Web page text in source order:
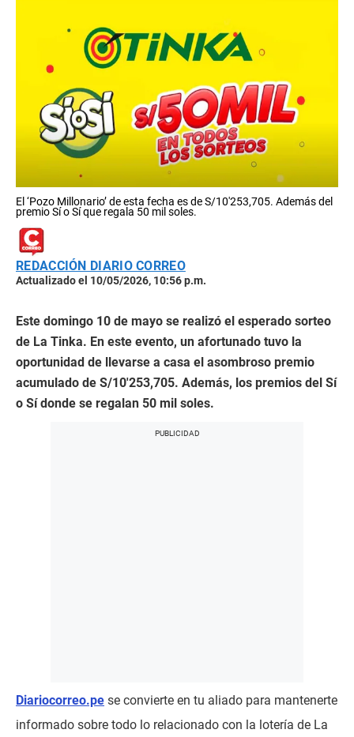
El ‘Pozo Millonario’ de esta fecha es de S/10′253,705. Además del
premio Sí o Sí que regala 50 mil soles.
REDACCIÓN DIARIO CORREO
Actualizado el 10/05/2026, 10:56 p.m.
Este domingo 10 de mayo se realizó el esperado sorteo
de La Tinka. En este evento, un afortunado tuvo la
oportunidad de llevarse a casa el asombroso premio
acumulado de S/10′253,705. Además, los premios del Sí
o Sí donde se regalan 50 mil soles.
Diariocorreo.pe se convierte en tu aliado para mantenerte
informado sobre todo lo relacionado con la lotería de La